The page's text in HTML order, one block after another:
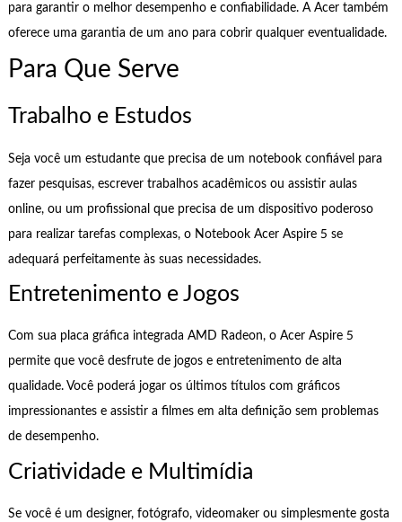
para garantir o melhor desempenho e confiabilidade. A Acer também
oferece uma garantia de um ano para cobrir qualquer eventualidade.
Para Que Serve
Trabalho e Estudos
Seja você um estudante que precisa de um notebook confiável para
fazer pesquisas, escrever trabalhos acadêmicos ou assistir aulas
online, ou um profissional que precisa de um dispositivo poderoso
para realizar tarefas complexas, o Notebook Acer Aspire 5 se
adequará perfeitamente às suas necessidades.
Entretenimento e Jogos
Com sua placa gráfica integrada AMD Radeon, o Acer Aspire 5
permite que você desfrute de jogos e entretenimento de alta
qualidade. Você poderá jogar os últimos títulos com gráficos
impressionantes e assistir a filmes em alta definição sem problemas
de desempenho.
Criatividade e Multimídia
Se você é um designer, fotógrafo, videomaker ou simplesmente gosta